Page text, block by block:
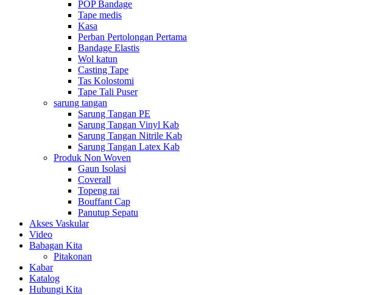
POP Bandage
Tape medis
Kasa
Perban Pertolongan Pertama
Bandage Elastis
Wol katun
Casting Tape
Tas Kolostomi
Tape Tali Puser
sarung tangan
Sarung Tangan PE
Sarung Tangan Vinyl Kab
Sarung Tangan Nitrile Kab
Sarung Tangan Latex Kab
Produk Non Woven
Gaun Isolasi
Coverall
Topeng rai
Bouffant Cap
Panutup Sepatu
Akses Vaskular
Video
Babagan Kita
Pitakonan
Kabar
Katalog
Hubungi Kita